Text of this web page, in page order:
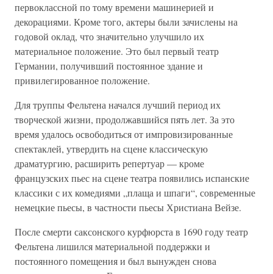
первоклассной по тому времени машинерией и
декорациями. Кроме того, актеры были зачислены на
годовой оклад, что значительно улучшило их
материальное положение. Это был первый театр
Германии, получивший постоянное здание и
привилегированное положение.
Для труппы Фельтена начался лучший период их
творческой жизни, продолжавшийся пять лет. За это
время удалось освободиться от импровизированные
спектаклей, утвердить на сцене классическую
драматургию, расширить репертуар — кроме
французских пьес на сцене театра появились испанские
классики с их комедиями „плаща и шпаги“, современные
немецкие пьесы, в частности пьесы Христиана Вейзе.
После смерти саксонского курфюрста в 1690 году театр
Фельтена лишился материальной поддержки и
постоянного помещения и был вынужден снова